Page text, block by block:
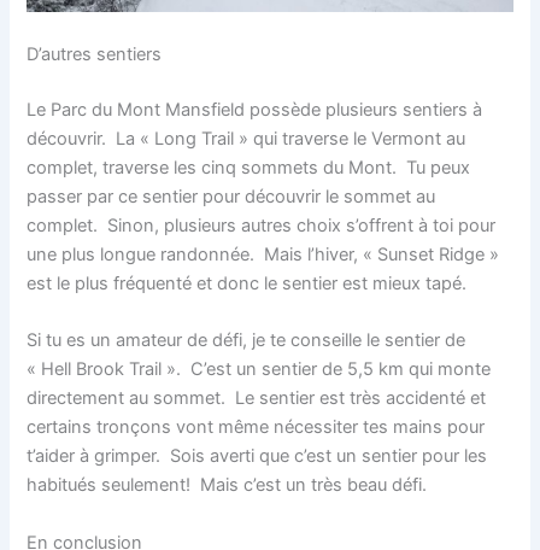
D’autres sentiers
Le Parc du Mont Mansfield possède plusieurs sentiers à
découvrir. La « Long Trail » qui traverse le Vermont au
complet, traverse les cinq sommets du Mont. Tu peux
passer par ce sentier pour découvrir le sommet au
complet. Sinon, plusieurs autres choix s’offrent à toi pour
une plus longue randonnée. Mais l’hiver, « Sunset Ridge »
est le plus fréquenté et donc le sentier est mieux tapé.
Si tu es un amateur de défi, je te conseille le sentier de
« Hell Brook Trail ». C’est un sentier de 5,5 km qui monte
directement au sommet. Le sentier est très accidenté et
certains tronçons vont même nécessiter tes mains pour
t’aider à grimper. Sois averti que c’est un sentier pour les
habitués seulement! Mais c’est un très beau défi.
En conclusion